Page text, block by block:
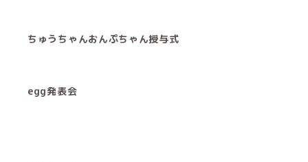
ちゅうちゃんおんぷちゃん授与式
egg発表会